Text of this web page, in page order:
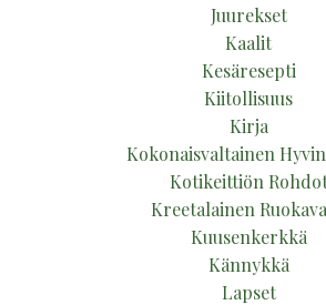
Juurekset
Kaalit
Kesäresepti
Kiitollisuus
Kirja
Kokonaisvaltainen
Kotikeittiön
Kreetalainen
Kuusenkerkkä
Kännykkä
Lapset